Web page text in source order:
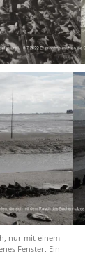
nur mit einem
Fenster. Ein